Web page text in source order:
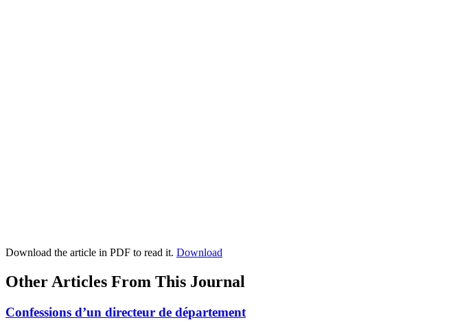
Download the article in PDF to read it. Download
Other Articles From This Journal
Confessions d’un directeur de département